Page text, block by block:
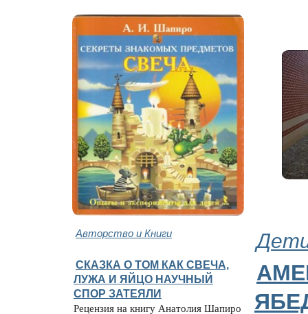
Авторство и Книги
СКАЗКА О ТОМ КАК СВЕЧА,
ЛУЖА И ЯЙЦО НАУЧНЫЙ
СПОР ЗАТЕЯЛИ
Рецензия на книгу Анатолия Шапиро